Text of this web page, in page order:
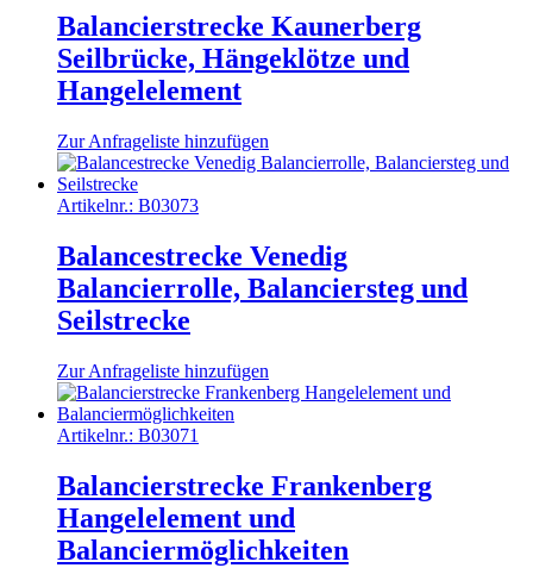
Balancierstrecke Kaunerberg
Seilbrücke, Hängeklötze und
Hangelelement
Zur Anfrageliste hinzufügen
Artikelnr.: B03073
Balancestrecke Venedig
Balancierrolle, Balanciersteg und
Seilstrecke
Zur Anfrageliste hinzufügen
Artikelnr.: B03071
Balancierstrecke Frankenberg
Hangelelement und
Balanciermöglichkeiten